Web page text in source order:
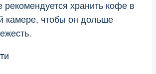
рекомендуется хранить кофе в
камере, чтобы он дольше